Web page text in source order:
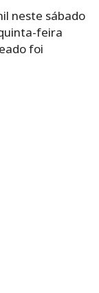
neste sábado
feira
foi